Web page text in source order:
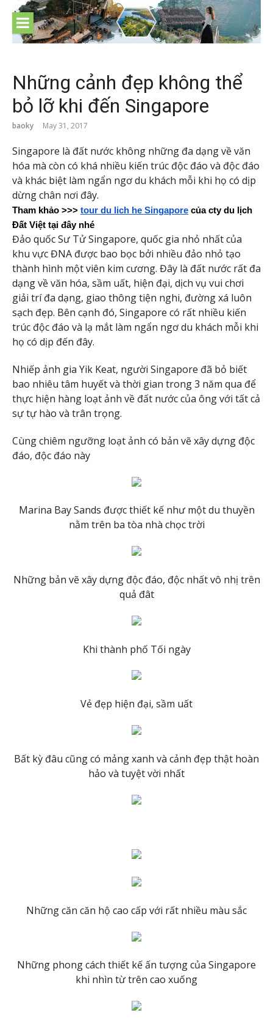
content
Những cảnh đẹp không thể
bỏ lỡ khi đến Singapore
baoky May 31, 2017
Singapore là đất nước không những đa dạng về văn
hóa mà còn có khá nhiều kiến trúc độc đáo và độc đáo
và khác biệt làm ngẩn ngơ du khách mỗi khi họ có dịp
dừng chân nơi đây.
Tham khảo >>> tour du lich he Singapore của cty du lịch
Đất Việt tại đây nhé
Đảo quốc Sư Tử Singapore, quốc gia nhỏ nhất của
khu vực ĐNA được bao bọc bởi nhiều đảo nhỏ tạo
thành hình một viên kim cương. Đây là đất nước rất đa
dạng về văn hóa, sầm uất, hiện đại, dịch vụ vui chơi
giải trí đa dạng, giao thông tiện nghi, đường xá luôn
sạch đẹp. Bên cạnh đó, Singapore có rất nhiều kiến
trúc độc đáo và lạ mắt làm ngẩn ngơ du khách mỗi khi
họ có dịp đến đây.
Nhiếp ảnh gia Yik Keat, người Singapore đã bỏ biết
bao nhiêu tâm huyết và thời gian trong 3 năm qua để
thực hiện hàng loạt ảnh về đất nước của ông với tất cả
sự tự hào và trân trọng.
Cùng chiêm ngưỡng loạt ảnh có bản vẽ xây dựng độc
đáo, độc đáo này
Marina Bay Sands được thiết kế như một du thuyền
nằm trên ba tòa nhà chọc trời
Những bản vẽ xây dựng độc đáo, độc nhất vô nhị trên
quả đât
Khi thành phố Tối ngày
Vẻ đẹp hiện đại, sầm uất
Bất kỳ đâu cũng có mảng xanh và cảnh đẹp thật hoàn
hảo và tuyệt vời nhất
Những căn căn hộ cao cấp với rất nhiều màu sắc
Những phong cách thiết kế ấn tượng của Singapore
khi nhìn từ trên cao xuống